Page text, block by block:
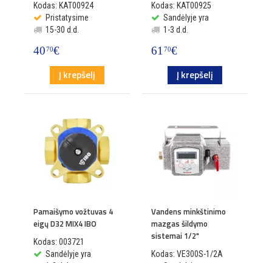
Kodas: KAT00924
Pristatysime
15-30 d.d.
4070€
Į krepšelį
Kodas: KAT00925
Sandėlyje yra
1-3 d.d.
6170€
Į krepšelį
Pamaišymo vožtuvas 4
eigų D32 MIX4 IBO
Kodas: 003721
Sandėlyje yra
Vandens minkštinimo
mazgas šildymo
sistemai 1/2"
Kodas: VE300S-1/2A